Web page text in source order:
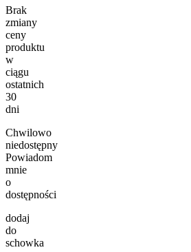
Brak
zmiany
ceny
produktu
w
ciągu
ostatnich
30
dni
Chwilowo
niedostępny
Powiadom
mnie
o
dostępności
dodaj
do
schowka